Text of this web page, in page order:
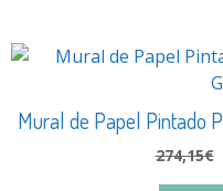
Mural de Papel Pintado
274,15€